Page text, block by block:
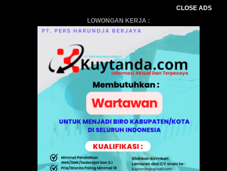
CLOSE ADS
LOWONGAN KERJA :